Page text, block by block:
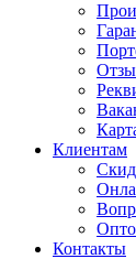
Клиентам
Контакты